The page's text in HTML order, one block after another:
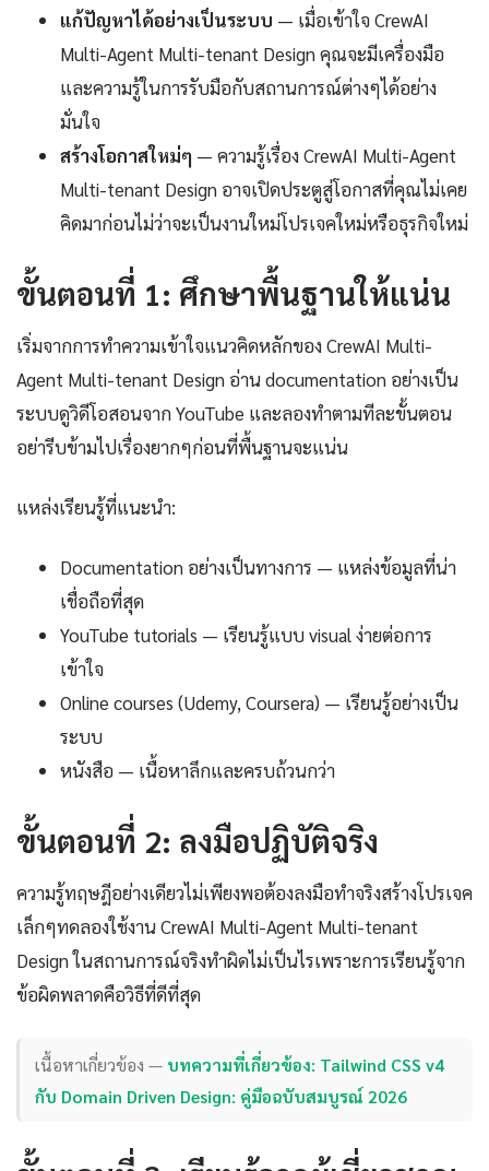
แก้ปัญหาได้อย่างเป็นระบบ — เมื่อเข้าใจ CrewAI
Multi-Agent Multi-tenant Design คุณจะมีเครื่องมือ
และความรู้ในการรับมือกับสถานการณ์ต่างๆได้อย่าง
มั่นใจ
สร้างโอกาสใหม่ๆ — ความรู้เรื่อง CrewAI Multi-Agent
Multi-tenant Design อาจเปิดประตูสู่โอกาสที่คุณไม่เคย
คิดมาก่อนไม่ว่าจะเป็นงานใหม่โปรเจคใหม่หรือธุรกิจใหม่
ขั้นตอนที่ 1: ศึกษาพื้นฐานให้แน่น
เริ่มจากการทำความเข้าใจแนวคิดหลักของ CrewAI Multi-
Agent Multi-tenant Design อ่าน documentation อย่างเป็น
ระบบดูวิดีโอสอนจาก YouTube และลองทำตามทีละขั้นตอน
อย่ารีบข้ามไปเรื่องยากๆก่อนที่พื้นฐานจะแน่น
แหล่งเรียนรู้ที่แนะนำ:
Documentation อย่างเป็นทางการ — แหล่งข้อมูลที่น่า
เชื่อถือที่สุด
YouTube tutorials — เรียนรู้แบบ visual ง่ายต่อการ
เข้าใจ
Online courses (Udemy, Coursera) — เรียนรู้อย่างเป็น
ระบบ
หนังสือ — เนื้อหาลึกและครบถ้วนกว่า
ขั้นตอนที่ 2: ลงมือปฏิบัติจริง
ความรู้ทฤษฎีอย่างเดียวไม่เพียงพอต้องลงมือทำจริงสร้างโปรเจค
เล็กๆทดลองใช้งาน CrewAI Multi-Agent Multi-tenant
Design ในสถานการณ์จริงทำผิดไม่เป็นไรเพราะการเรียนรู้จาก
ข้อผิดพลาดคือวิธีที่ดีที่สุด
เนื้อหาเกี่ยวข้อง — บทความที่เกี่ยวข้อง: Tailwind CSS v4
กับ Domain Driven Design: คู่มือฉบับสมบูรณ์ 2026